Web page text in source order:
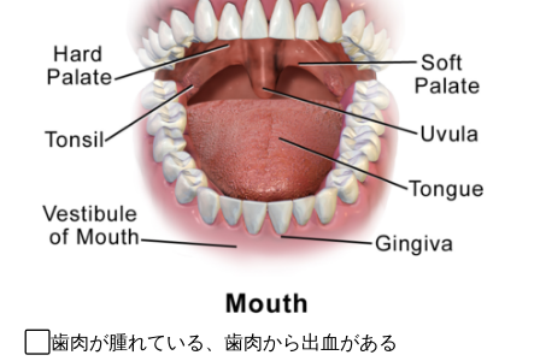
⬜︎歯肉が腫れている、歯肉から出血がある